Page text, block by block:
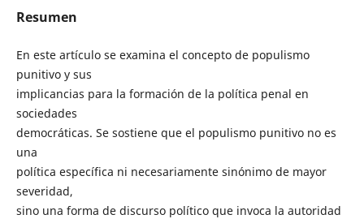
Resumen
En este artículo se examina el concepto de populismo
punitivo y sus
implicancias para la formación de la política penal en
sociedades
democráticas. Se sostiene que el populismo punitivo no es
una
política específica ni necesariamente sinónimo de mayor
severidad,
sino una forma de discurso político que invoca la autoridad